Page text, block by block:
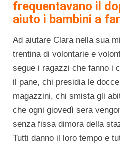
frequentavano il
aiuto i bambini a
Ad aiutare Clara nella sua
trentina di volontarie e
segue i ragazzi che fanno i
il pane, chi presidia le
magazzini, chi smista gli
che ogni giovedì sera
senza fissa dimora della
Tutti danno il loro tempo e